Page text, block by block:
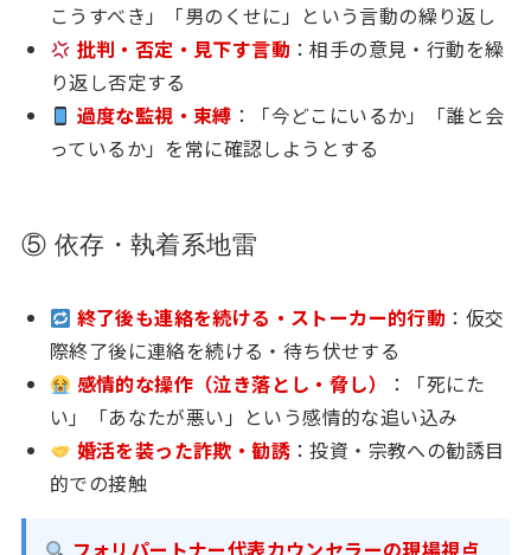
こうすべき」「男のくせに」という言動の繰り返し
批判・否定・見下す言動 ：相手の意見・行動を繰
り返し否定する
過度な監視・束縛 ：「今どこにいるか」「誰と会
っているか」を常に確認しようとする
⑤ 依存・執着系地雷
終了後も連絡を続ける・ストーカー的行動 ：仮交
際終了後に連絡を続ける・待ち伏せする
感情的な操作（泣き落とし・脅し）
：「死にた
い」「あなたが悪い」という感情的な追い込み
婚活を装った詐欺・勧誘：投資・宗教への勧誘目
的での接触
フォリパートナー代表カウンセラーの現場視点